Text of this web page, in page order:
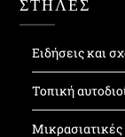
ΣΤΗΛΕΣ
Ειδήσεις και
Τοπική
Μικρασιατικές